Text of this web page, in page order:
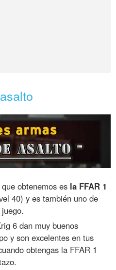
obtenemos es la FFAR 1
40) y es también uno de
6 dan muy buenos
y son excelentes en tus
obtengas la FFAR 1